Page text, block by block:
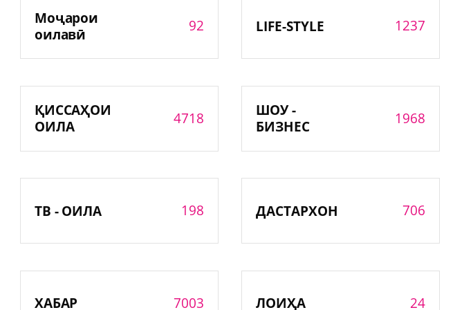
Моҷарои
оилавӣ
92 LIFE-STYLE 1237
ҚИССАҲОИ
ОИЛА
4718
ШОУ -
БИЗНЕС
1968
ТВ - ОИЛА 198 ДАСТАРХОН 706
ХАБАР 7003 ЛОИҲА 24